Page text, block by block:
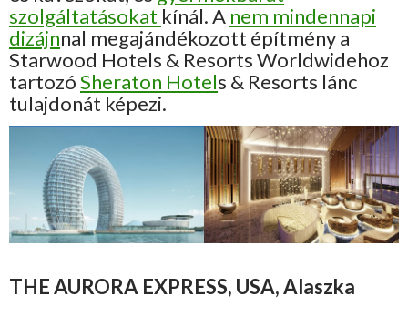
szolgáltatásokat kínál. A nem mindennapi
dizájnnal megajándékozott építmény a
Starwood Hotels & Resorts Worldwidehoz
tartozóSheraton Hotels & Resorts lánc
tulajdonát képezi.
THE AURORA EXPRESS, USA, Alaszka